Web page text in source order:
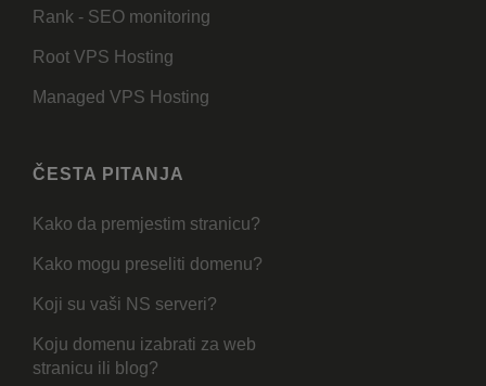
Rank - SEO monitoring
Root VPS Hosting
Managed VPS Hosting
ČESTA PITANJA
Kako da premjestim stranicu?
Kako mogu preseliti domenu?
Koji su vaši NS serveri?
Koju domenu izabrati za web
stranicu ili blog?